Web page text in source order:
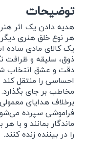
توضیحات
هدیه دادن یک اثر
هر نوع خلق هنری
یک کالای مادی ساده
ذوق، سلیقه و ظرافت
دقت و عشق انتخاب
احساسی را منتقل
مخاطب بر جای بگذارد.
برخلاف هدایای
فراموشی سپرده
ماندگار بمانند و با
را در بیننده زنده کنند.